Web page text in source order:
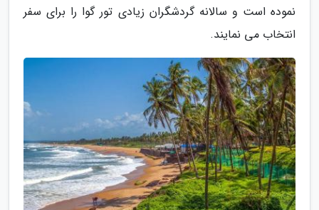
نموده است و سالانه گردشگران زیادی تور گوا را برای سفر
انتخاب می نمایند.